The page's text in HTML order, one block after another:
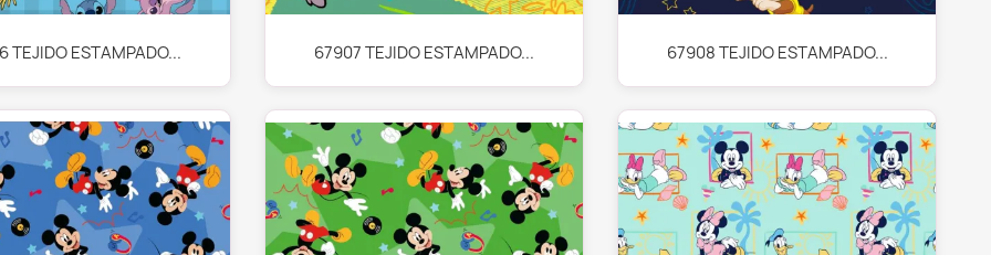
Vista rápida
TEJIDO ESTAMPADO... Vista rápida
67907 TEJIDO ESTAMPADO...  Vista rápida
67908 TEJIDO ESTAMPADO...